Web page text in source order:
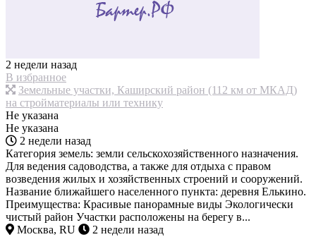
2 недели назад
В избранное
Земельные участки, Каширский район (112 км от МКАД)
на стройматериалы или технику
Не указана
Не указана
2 недели назад
Категория земель: земли сельскохозяйственного назначения.
Для ведения садоводства, а также для отдыха с правом
возведения жилых и хозяйственных строений и сооружений.
Название ближайшего населенного пункта: деревня Елькино.
Преимущества: Красивые панорамные виды Экологически
чистый район Участки расположены на берегу в...
Москва, RU
2 недели назад